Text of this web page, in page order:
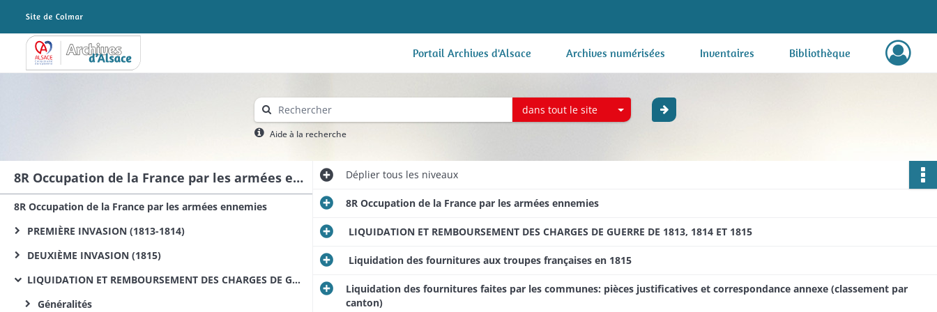
Archives Alsace - Colmar Portail Archives d'Alsace Archives numérisées Inventaires Bibliothèque
dans tout le site
Aide à la recherche
8R Occupation de la France par les armées ennemies
8R Occupation de la France par les armées ennemies
PREMIÈRE INVASION (1813-1814)
DEUXIÈME INVASION (1815)
LIQUIDATION ET REMBOURSEMENT DES CHARGES DE GUERRE DE 1813, 1814 ET 1815
Généralités
Dépliertous les niveaux
8R Occupation de la France par les armées ennemies
LIQUIDATION ET REMBOURSEMENT DES CHARGES DE GUERRE DE 1813, 1814 ET 1815
Liquidation des fournitures aux troupes françaises en 1815
Liquidation des fournitures faites par les communes: pièces justificatives et correspondance annexe (classement par
canton)